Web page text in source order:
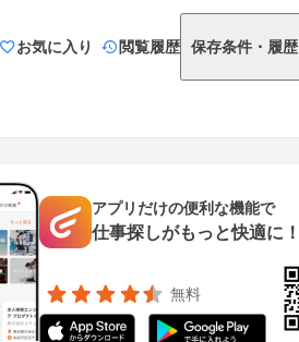
お気に入り 閲覧履歴 保存条件・履歴
アプリだけの便利な機能で
仕事探しがもっと快適に！
無料